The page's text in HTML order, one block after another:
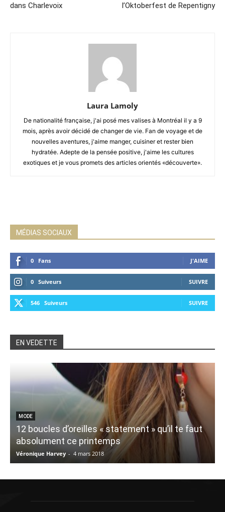
dans Charlevoix
l’Oktoberfest de Repentigny
Laura Lamoly
De nationalité française, j'ai posé mes valises à Montréal il y a 9
mois, après avoir décidé de changer de vie. Fan de voyage et de
nouvelles aventures, j'aime manger, cuisiner et rester bien
hydratée. Adepte de la pensée positive, j'aime les cultures
exotiques et je vous promets des articles orientés «découverte».
MÉDIAS SOCIAUX
0 Fans J'AIME
0 Suiveurs SUIVRE
546 Suiveurs SUIVRE
EN VEDETTE
MODE
12 boucles d’oreilles « statement » qu’il te faut
absolument ce printemps
Véronique Harvey - 4 mars 2018